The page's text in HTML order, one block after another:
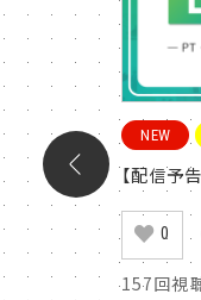
防の
NEW
【配信予
0
157回視